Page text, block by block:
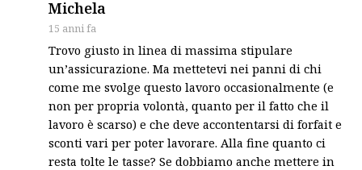
Michela
15 anni fa
Trovo giusto in linea di massima stipulare
un’assicurazione. Ma mettetevi nei panni di chi
come me svolge questo lavoro occasionalmente (e
non per propria volontà, quanto per il fatto che il
lavoro è scarso) e che deve accontentarsi di forfait e
sconti vari per poter lavorare. Alla fine quanto ci
resta tolte le tasse? Se dobbiamo anche mettere in